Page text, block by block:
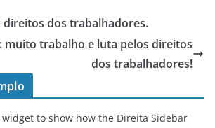
direitos dos trabalhadores.
muito trabalho e luta pelos direitos
dos trabalhadores!
to show how the Direita Sidebar